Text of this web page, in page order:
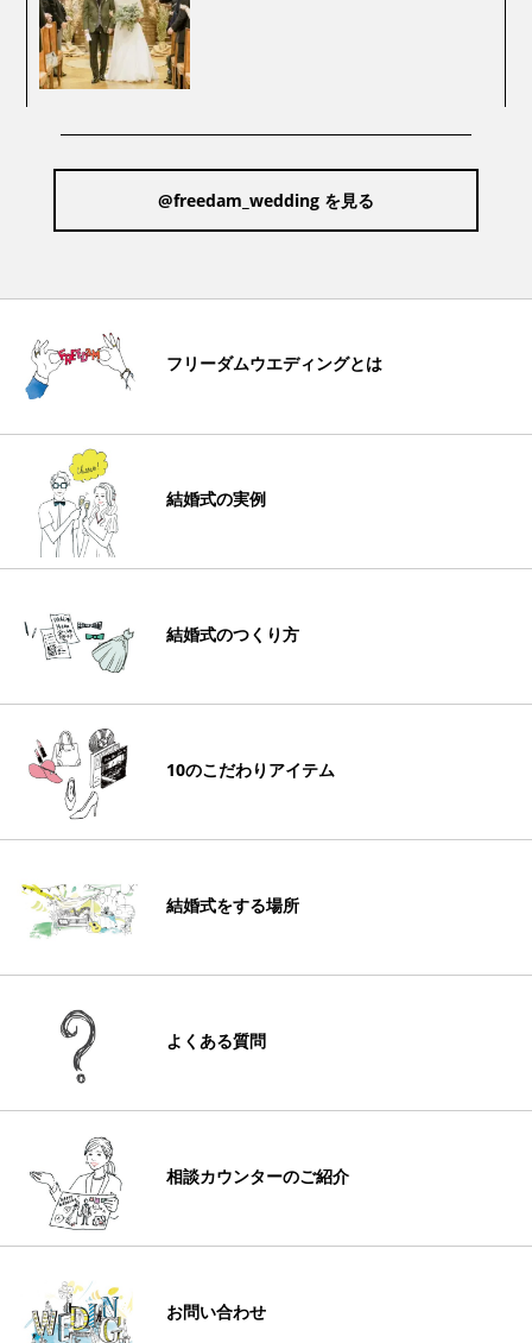
@freedam_wedding を見る
フリーダムウエディングとは
結婚式の実例
結婚式のつくり方
10のこだわりアイテム
結婚式をする場所
よくある質問
相談カウンターのご紹介
お問い合わせ